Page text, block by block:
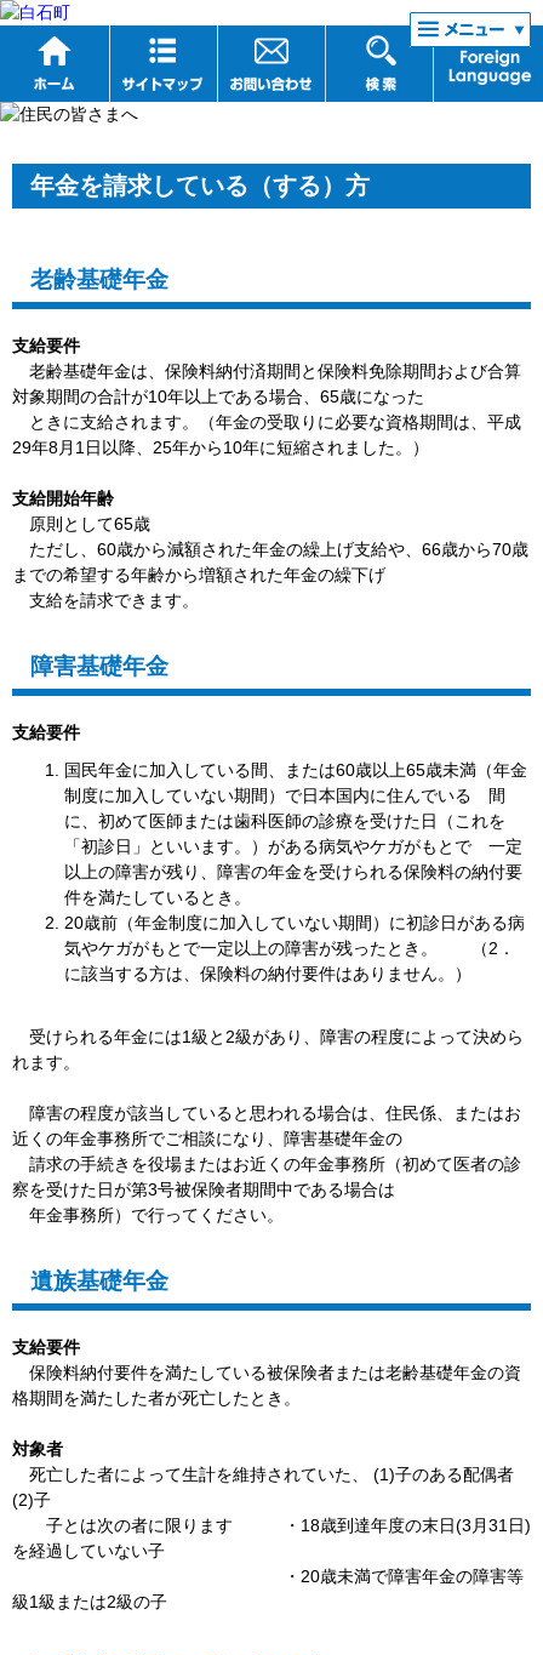
リンク集
年金を請求している（する）方
老齢基礎年金
支給要件
老齢基礎年金は、保険料納付済期間と保険料免除期間および合算
対象期間の合計が10年以上である場合、65歳になった
ときに支給されます。（年金の受取りに必要な資格期間は、平成
29年8月1日以降、25年から10年に短縮されました。）
支給開始年齢
原則として65歳
ただし、60歳から減額された年金の繰上げ支給や、66歳から70歳
までの希望する年齢から増額された年金の繰下げ
支給を請求できます。
障害基礎年金
支給要件
国民年金に加入している間、または60歳以上65歳未満（年金
制度に加入していない期間）で日本国内に住んでいる 間
に、初めて医師または歯科医師の診療を受けた日（これを
「初診日」といいます。）がある病気やケガがもとで 一定
以上の障害が残り、障害の年金を受けられる保険料の納付要
件を満たしているとき。
20歳前（年金制度に加入していない期間）に初診日がある病
気やケガがもとで一定以上の障害が残ったとき。 （2．
に該当する方は、保険料の納付要件はありません。）
受けられる年金には1級と2級があり、障害の程度によって決めら
れます。
障害の程度が該当していると思われる場合は、住民係、またはお
近くの年金事務所でご相談になり、障害基礎年金の
請求の手続きを役場またはお近くの年金事務所（初めて医者の診
察を受けた日が第3号被保険者期間中である場合は
年金事務所）で行ってください。
遺族基礎年金
支給要件
保険料納付要件を満たしている被保険者または老齢基礎年金の資
格期間を満たした者が死亡したとき。
対象者
死亡した者によって生計を維持されていた、 (1)子のある配偶者
(2)子
子とは次の者に限ります ・18歳到達年度の末日(3月31日)
を経過していない子
・20歳未満で障害年金の障害等
級1級または2級の子